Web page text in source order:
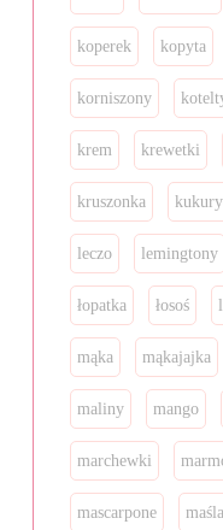
koperek kopyta
korniszony
krem krewetki
kruszonka
leczo lemingtony
łopatka łosoś
mąka mąkajajka
maliny mango
marchewki
mascarpone